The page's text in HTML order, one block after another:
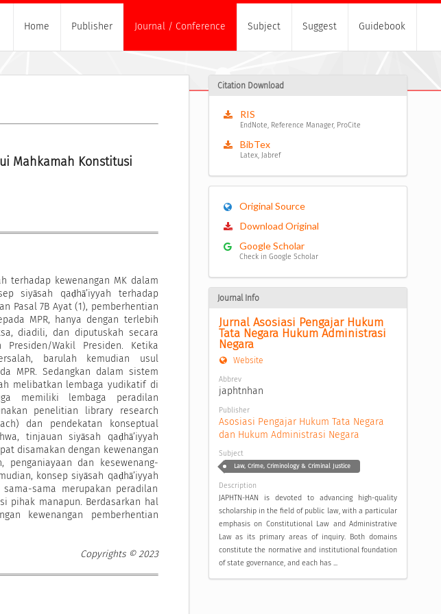
Home Publisher Journal / Conference Subject Suggest Guidebook
Mahkamah Konstitusi
terhadap kewenangan MK dalam
siyāsah qaḍhā’iyyah terhadap
Pasal 7B Ayat (1), pemberhentian
MPR, hanya dengan terlebih
diadili, dan diputuskah secara
Wakil Presiden. Ketika
barulah kemudian usul
MPR. Sedangkan dalam sistem
melibatkan lembaga yudikatif di
memiliki lembaga peradilan
penelitian library research
dan pendekatan konseptual
tinjauan siyāsah qaḍhā’iyyah
disamakan dengan kewenangan
penganiayaan dan kesewenang-
konsep siyāsah qaḍhā’iyyah
sama merupakan peradilan
pihak manapun. Berdasarkan hal
kewenangan pemberhentian
Copyrights © 2023
Citation Download
RIS
EndNote, Reference Manager, ProCite
BibTex
Latex, Jabref
Original Source
Download Original
Google Scholar
Check in Google Scholar
Journal Info
Jurnal Asosiasi Pengajar Hukum
Tata Negara Hukum Administrasi
Negara
Website
Abbrev
japhtnhan
Publisher
Asosiasi Pengajar Hukum Tata Negara
dan Hukum Administrasi Negara
Subject
Law, Crime, Criminology & Criminal Justice
Description
JAPHTN-HAN is devoted to advancing high-quality
scholarship in the field of public law, with a particular
emphasis on Constitutional Law and Administrative
Law as its primary areas of inquiry. Both domains
constitute the normative and institutional foundation
of state governance, and each has ...